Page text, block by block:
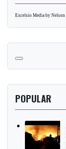
Excelsio Media by
POPULAR